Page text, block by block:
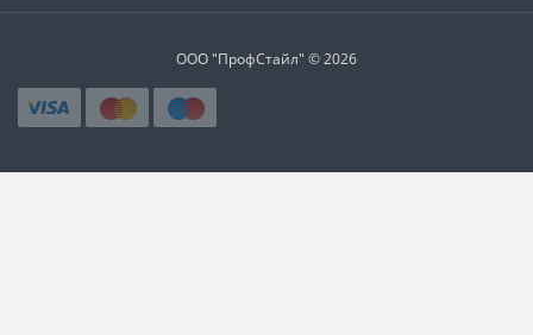
ООО "ПрофСтайл" © 2026